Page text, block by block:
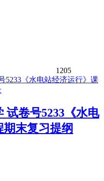
1205
试卷号5233《水电
末复习提纲